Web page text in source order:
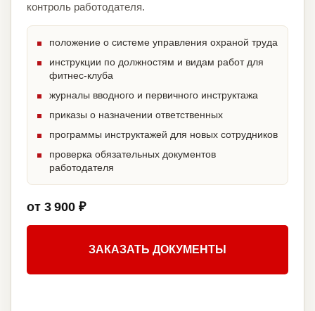
контроль работодателя.
положение о системе управления охраной труда
инструкции по должностям и видам работ для
фитнес-клуба
журналы вводного и первичного инструктажа
приказы о назначении ответственных
программы инструктажей для новых сотрудников
проверка обязательных документов
работодателя
от 3 900 ₽
ЗАКАЗАТЬ ДОКУМЕНТЫ